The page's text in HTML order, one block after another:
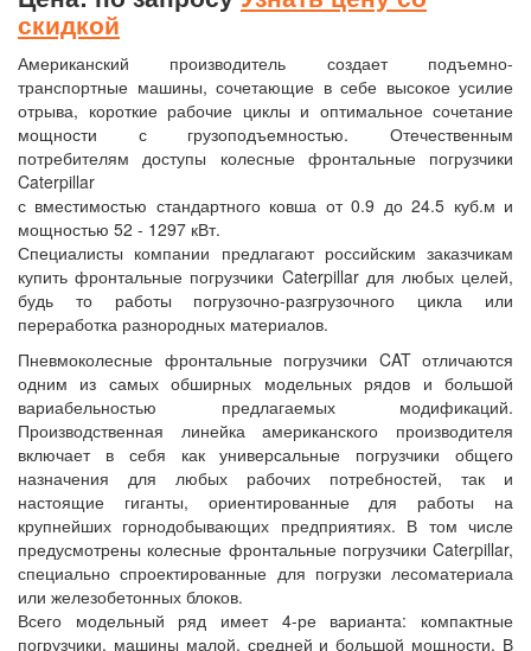
скидкой
Американский производитель создает подъемно-
транспортные машины, сочетающие в себе высокое усилие
отрыва, короткие рабочие циклы и оптимальное сочетание
мощности с грузоподъемностью. Отечественным
потребителям доступы колесные фронтальные погрузчики
Caterpillar
с вместимостью стандартного ковша от 0.9 до 24.5 куб.м и
мощностью 52 - 1297 кВт.
Специалисты компании предлагают российским заказчикам
купить фронтальные погрузчики Caterpillar для любых целей,
будь то работы погрузочно-разгрузочного цикла или
переработка разнородных материалов.
Пневмоколесные фронтальные погрузчики CAT отличаются
одним из самых обширных модельных рядов и большой
вариабельностью предлагаемых модификаций.
Производственная линейка американского производителя
включает в себя как универсальные погрузчики общего
назначения для любых рабочих потребностей, так и
настоящие гиганты, ориентированные для работы на
крупнейших горнодобывающих предприятиях. В том числе
предусмотрены колесные фронтальные погрузчики Caterpillar,
специально спроектированные для погрузки лесоматериала
или железобетонных блоков.
Всего модельный ряд имеет 4-ре варианта: компактные
погрузчики, машины малой, средней и большой мощности. В